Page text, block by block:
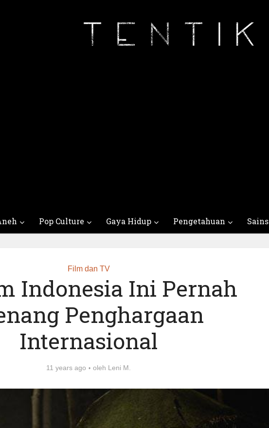
Pop Culture Gaya Hidup Pengetahuan Sains
Film dan TV
Indonesia Ini Pernah
Penghargaan
Internasional
11 years ago oleh Leni M.